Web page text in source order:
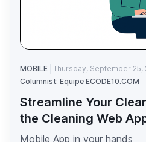
MOBILE Thursday, September 25,
Columnist: Equipe ECODE10.COM
Streamline Your
the Cleaning Web
Mobile App in your hands